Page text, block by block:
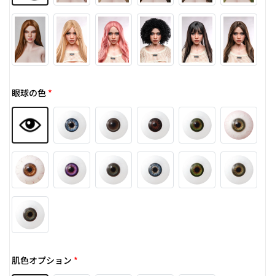
眼球の色 *
肌色オプション *